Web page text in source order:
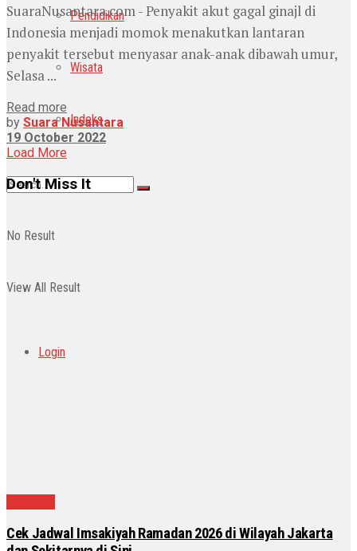
Pendidikan
Wisata
Indeks
No Result
View All Result
Login
SuaraNusantara.com - Penyakit akut gagal ginajl di
Indonesia menjadi momok menakutkan lantaran
penyakit tersebut menyasar anak-anak dibawah umur,
Selasa ...
Read more
by Suara Nusantara
19 October 2022
Load More
Don't Miss It
Cek Jadwal Imsakiyah Ramadan 2026 di Wilayah Jakarta